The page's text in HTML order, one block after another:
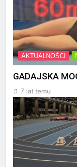
AKTUALNOŚCI
GADAJSKA
7 lat temu